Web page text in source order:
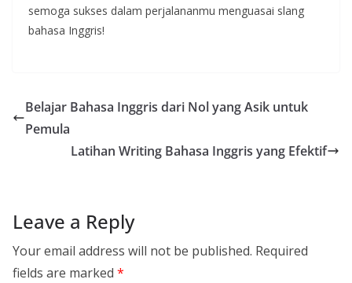
semoga sukses dalam perjalananmu menguasai slang
bahasa Inggris!
Belajar Bahasa Inggris dari Nol yang Asik untuk
Pemula
Latihan Writing Bahasa Inggris yang Efektif
Leave a Reply
Your email address will not be published. Required
fields are marked *